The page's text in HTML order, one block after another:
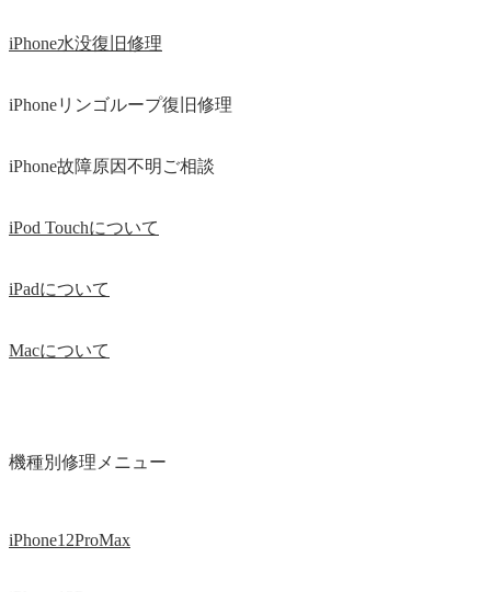
iPhone水没復旧修理
iPhoneリンゴループ復旧修理
iPhone故障原因不明ご相談
iPod Touchについて
iPadについて
Macについて
機種別修理メニュー
iPhone12ProMax